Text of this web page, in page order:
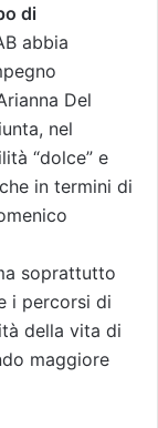
di
abbia
Del
nel
“dolce” e
in termini di
soprattutto
i percorsi di
della vita di
maggiore